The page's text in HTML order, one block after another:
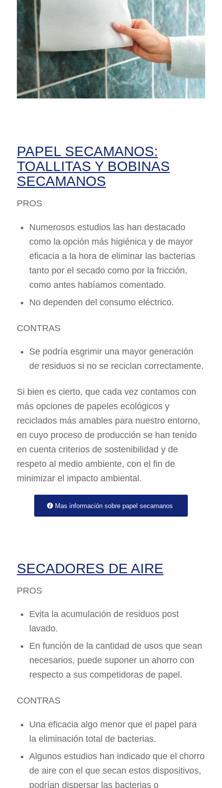
PAPEL SECAMANOS:
TOALLITAS Y BOBINAS
SECAMANOS
PROS
Numerosos estudios las han destacado
como la opción más higiénica y de mayor
eficacia a la hora de eliminar las bacterias
tanto por el secado como por la fricción,
como antes habíamos comentado.
No dependen del consumo eléctrico.
CONTRAS
Se podría esgrimir una mayor generación
de residuos si no se reciclan correctamente.
Si bien es cierto, que cada vez contamos con
más opciones de papeles ecológicos y
reciclados más amables para nuestro entorno,
en cuyo proceso de producción se han tenido
en cuenta criterios de sostenibilidad y de
respeto al medio ambiente, con el fin de
minimizar el impacto ambiental.
Mas información sobre papel secamanos
SECADORES DE AIRE
PROS
Evita la acumulación de residuos post
lavado.
En función de la cantidad de usos que sean
necesarios, puede suponer un ahorro con
respecto a sus competidoras de papel.
CONTRAS
Una eficacia algo menor que el papel para
la eliminación total de bacterias.
Algunos estudios han indicado que el chorro
de aire con el que secan estos dispositivos,
podrían dispersar las bacterias o